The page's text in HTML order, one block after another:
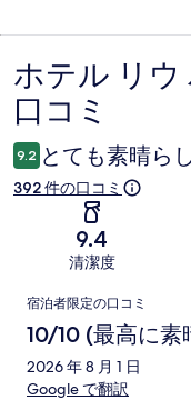
口
コ
ミ
ホテル リ
口コミ
9.2 とても素晴ら
392 件の口コミ
9.4
清潔度
口
コ
ミ
宿泊者限定の口コミ
10/10 (最高に素
2026 年 8 月 1 日
Google で翻訳